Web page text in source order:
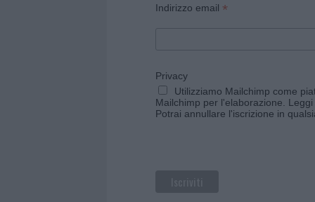
Indirizzo email *
Privacy
Utilizziamo Mailchimp come
Mailchimp per l'elaborazione.
Potrai annullare l'iscrizione in